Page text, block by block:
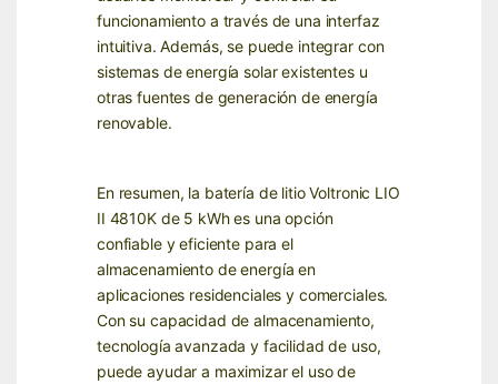
funcionamiento a través de una interfaz
intuitiva. Además, se puede integrar con
sistemas de energía solar existentes u
otras fuentes de generación de energía
renovable.
En resumen, la batería de litio Voltronic LIO
II 4810K de 5 kWh es una opción
confiable y eficiente para el
almacenamiento de energía en
aplicaciones residenciales y comerciales.
Con su capacidad de almacenamiento,
tecnología avanzada y facilidad de uso,
puede ayudar a maximizar el uso de